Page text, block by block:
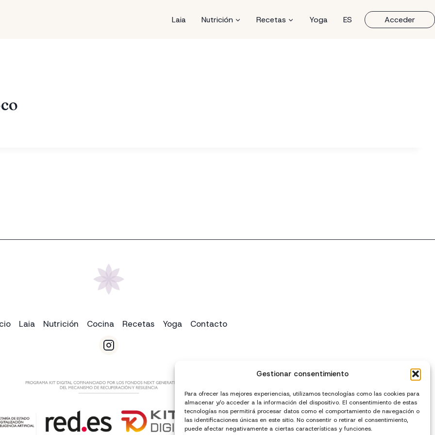
Gestionar consentimiento
Para ofrecer las mejores experiencias, utilizamos tecnologías como las cookies para
almacenar y/o acceder a la información del dispositivo. El consentimiento de estas
tecnologías nos permitirá procesar datos como el comportamiento de navegación o
las identificaciones únicas en este sitio. No consentir o retirar el consentimiento,
puede afectar negativamente a ciertas características y funciones.
Laia Nutrición Recetas Yoga ES Acceder
Laia Nutrición Cocina Recetas Yoga Contacto